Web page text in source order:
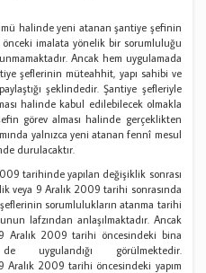
halinde yeni atanan şantiye şefinin
imalata yönelik bir sorumluluğu
Ancak hem uygulamada
şeflerinin müteahhit, yapı sahibi ve
şeklindedir. Şantiye şefleriyle
halinde kabul edilebilecek olmakla
görev alması halinde gerçeklikten
yalnızca yeni atanan fennî mesul
durulacaktır.
tarihinde yapılan değişiklik sonrası
veya 9 Aralık 2009 tarihi sonrasında
sorumlulukların atanma tarihi
lafzından anlaşılmaktadır. Ancak
Aralık 2009 tarihi öncesindeki bina
uygulandığı görülmektedir.
Aralık 2009 tarihi öncesindeki yapım